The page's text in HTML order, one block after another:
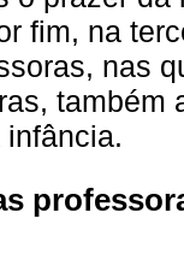
fim, na
nas
também